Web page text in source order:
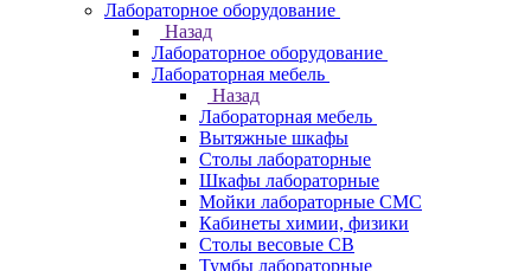
Лабораторное оборудование
Назад
Лабораторное оборудование
Лабораторная мебель
Назад
Лабораторная мебель
Вытяжные шкафы
Столы лабораторные
Шкафы лабораторные
Мойки лабораторные СМС
Кабинеты химии, физики
Столы весовые СВ
Тумбы лабораторные